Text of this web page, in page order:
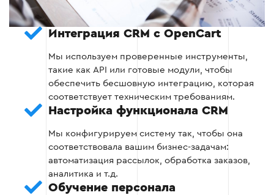
эффективность бизнеса.
Настройка автоматических рассылок для
клиентов.
Создание автоматических отчетов для
отслеживания продаж и заказов.
заказов.
Интеграция CRM с OpenCart
Мы используем проверенные инструменты,
такие как API или готовые модули, чтобы
обеспечить бесшовную интеграцию, которая
соответствует техническим требованиям.
Настройка функционала CRM
Мы конфигурируем систему так, чтобы она
соответствовала вашим бизнес-задачам:
автоматизация рассылок, обработка заказов,
аналитика и т.д.
Обучение персонала